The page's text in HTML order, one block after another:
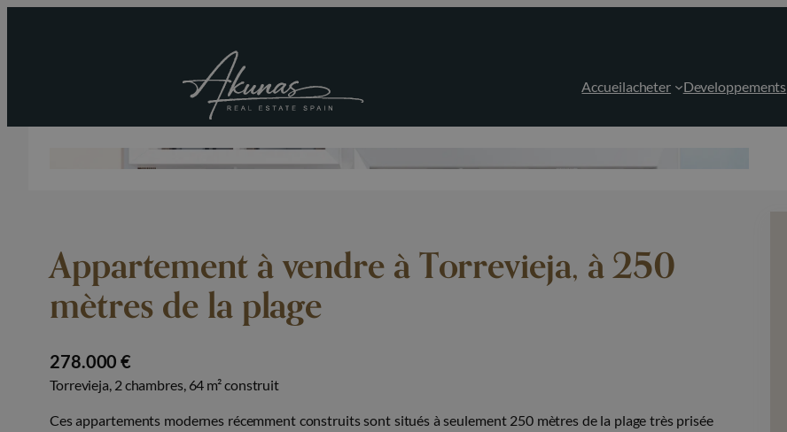
Accueilacheter Developpements
Appartement à vendre à Torrevieja, à 250
mètres de la plage
278.000 €
Torrevieja, 2 chambres, 64 m² construit
Ces appartements modernes récemment construits sont situés à seulement 250 mètres de la plage très prisée